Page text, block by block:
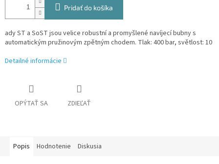
Pridať do košíka
ady ST a SoST jsou velice robustní a promyšlené navíjecí bubny s
automatickým pružinovým zpětným chodem. Tlak: 400 bar, světlost: 10
Detailné informácie
OPÝTAŤ SA ZDIEĽAŤ
Popis Hodnotenie Diskusia